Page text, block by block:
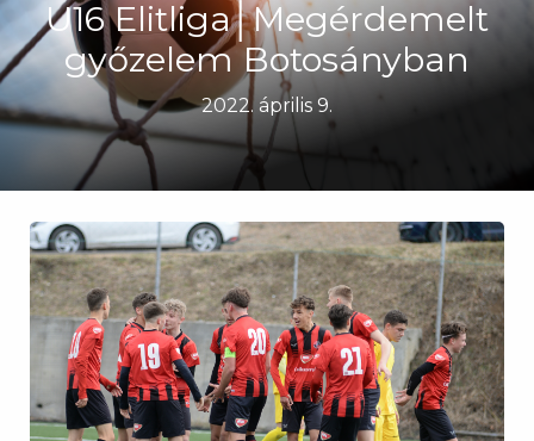
U16 Elitliga│Megérdemelt
győzelem Botosányban
2022. április 9.